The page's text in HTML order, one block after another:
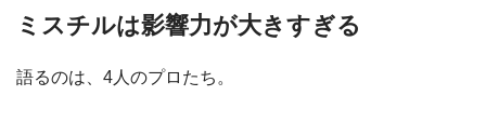
ミスチルは影響力が大きすぎる
語るのは、4人のプロたち。